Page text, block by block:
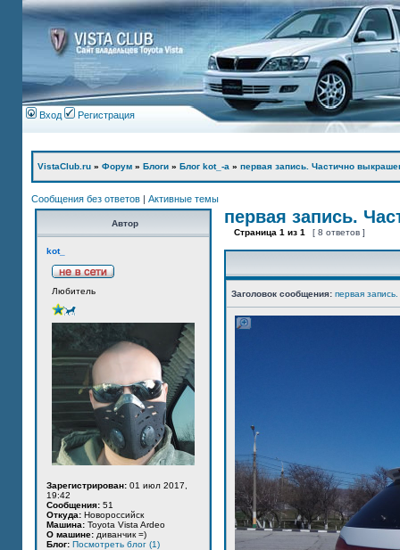
Вход Регистрация
VistaClub.ru » Форум » Блоги » Блог kot_-а » первая запись. Частично
Сообщения без ответов | Активные темы
Автор
kot_
Любитель
Зарегистрирован: 01 июл 2017,
19:42
Сообщения: 51
Откуда: Новороссийск
Машина: Toyota Vista Ardeo
О машине: диванчик =)
Блог: Посмотреть блог (1)
первая запись.
Страница 1 из 1 [ 8 ответов ]
Заголовок сообщения: первая